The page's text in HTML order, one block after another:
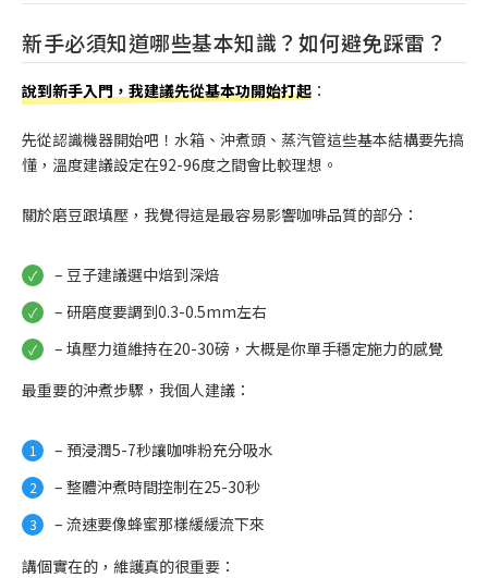
新手必須知道哪些基本知識？如何避免踩雷？
說到新手入門，我建議先從基本功開始打起 ：
先從認識機器開始吧！水箱、沖煮頭、蒸汽管這些基本結構要先搞
懂，溫度建議設定在92-96度之間會比較理想。
關於磨豆跟填壓，我覺得這是最容易影響咖啡品質的部分：
– 豆子建議選中焙到深焙
– 研磨度要調到0.3-0.5mm左右
– 填壓力道維持在20-30磅，大概是你單手穩定施力的感覺
最重要的沖煮步驟，我個人建議：
– 預浸潤5-7秒讓咖啡粉充分吸水
– 整體沖煮時間控制在25-30秒
– 流速要像蜂蜜那樣緩緩流下來
講個實在的，維護真的很重要：